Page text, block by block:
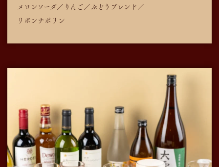
メロンソーダ／りんご／ぶどうブレンド／
リボンナポリン